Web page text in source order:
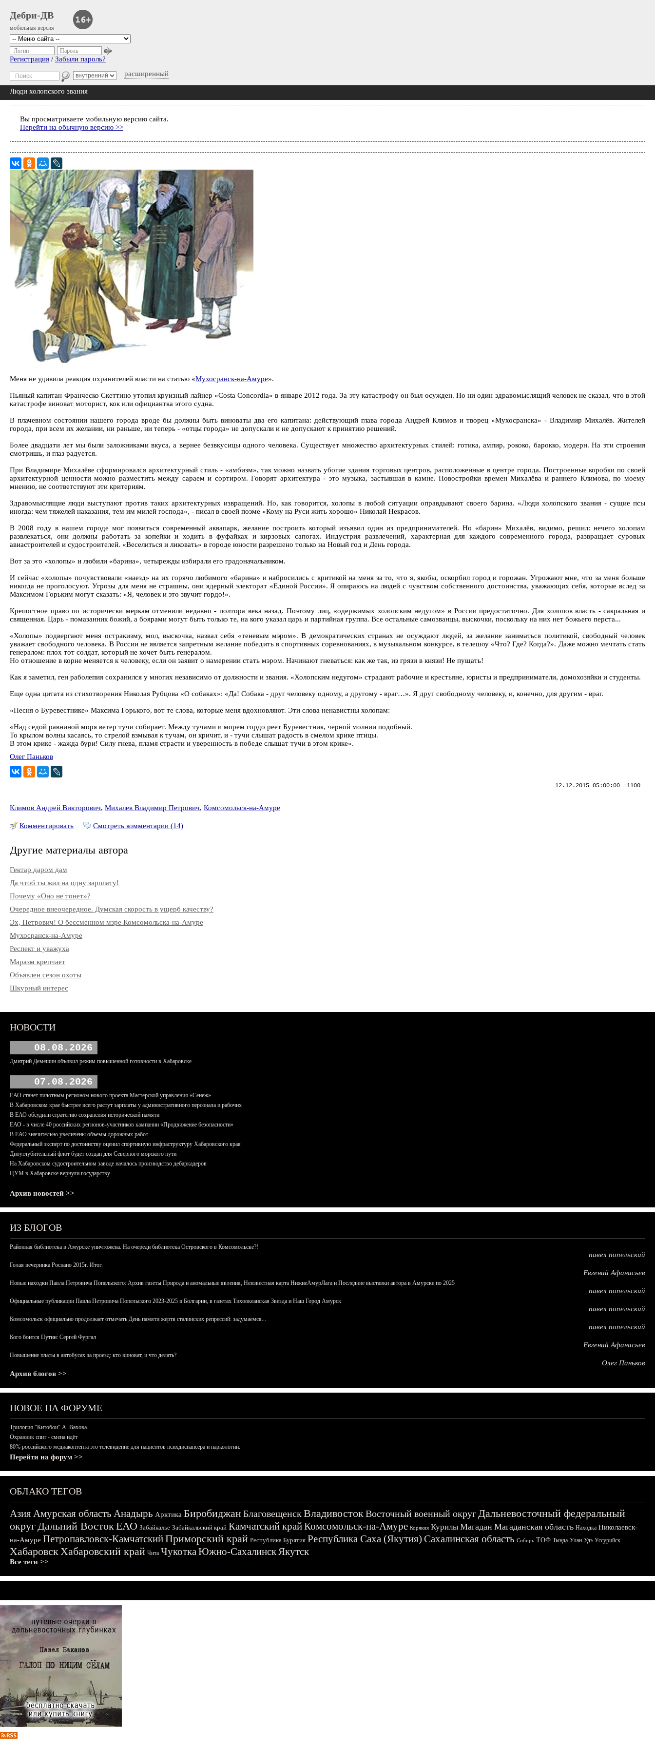
Дебри-ДВ
мобильная версия
расширенный
Логин Пароль
Регистрация / Забыли пароль?
Люди холопского звания
Вы просматриваете мобильную версию сайта.
Перейти на обычную версию >>
Меня не удивила реакция охранителей власти на статью «Мухосранск-на-Амуре».
Пьяный капитан Франческо Скеттино утопил круизный лайнер «Costa Concordia» в январе 2012 года. За эту катастрофу он был осужден. Но ни один здравомыслящий человек не сказал, что в этой
катастрофе виноват моторист, кок или официантка этого судна.
В плачевном состоянии нашего города вроде бы должны быть виноваты два его капитана: действующий глава города Андрей Климов и творец «Мухосранска» - Владимир Михалёв. Жителей
города, при всем их желании, ни раньше, ни теперь - «отцы города» не допускали и не допускают к принятию решений.
Более двадцати лет мы были заложниками вкуса, а вернее безвкусицы одного человека. Существует множество архитектурных стилей: готика, ампир, рококо, барокко, модерн. На эти строения
смотришь, и глаз радуется.
При Владимире Михалёве сформировался архитектурный стиль - «амбизм», так можно назвать убогие здания торговых центров, расположенные в центре города. Построенные коробки по своей
архитектурной ценности можно разместить между сараем и сортиром. Говорят архитектура - это музыка, застывшая в камне. Новостройки времен Михалёва и раннего Климова, по моему
мнению, не соответствуют эти критериям.
Здравомыслящие люди выступают против таких архитектурных извращений. Но, как говорится, холопы в любой ситуации оправдывают своего барина. «Люди холопского звания - сущие псы
иногда: чем тяжелей наказания, тем им милей господа», - писал в своей поэме «Кому на Руси жить хорошо» Николай Некрасов.
В 2008 году в нашем городе мог появиться современный аквапарк, желание построить который изъявил один из предпринимателей. Но «барин» Михалёв, видимо, решил: нечего холопам
развлекаться, они должны работать за копейки и ходить в фуфайках и кирзовых сапогах. Индустрия развлечений, характерная для каждого современного города, развращает суровых
авиастроителей и судостроителей. «Веселиться и ликовать» в городе юности разрешено только на Новый год и День города.
Вот за это «холопы» и любили «барина», четырежды избирали его градоначальником.
И сейчас «холопы» почувствовали «наезд» на их горячо любимого «барина» и набросились с критикой на меня за то, что я, якобы, оскорбил город и горожан. Угрожают мне, что за меня больше
никогда не проголосуют. Угрозы для меня не страшны, они ядерный электорат «Единой России». Я опираюсь на людей с чувством собственного достоинства, уважающих себя, которые вслед за
Максимом Горьким могут сказать: «Я, человек и это звучит гордо!».
Крепостное право по исторически меркам отменили недавно - полтора века назад. Поэтому лиц, «одержимых холопским недугом» в России предостаточно. Для холопов власть - сакральная и
священная. Царь - помазанник божий, а боярами могут быть только те, на кого указал царь и партийная группа. Все остальные самозванцы, выскочки, поскольку на них нет божьего перста...
«Холопы» подвергают меня остракизму, мол, выскочка, назвал себя «теневым мэром». В демократических странах не осуждают людей, за желание заниматься политикой, свободный человек
уважает свободного человека. В России не является запретным желание победить в спортивных соревнованиях, в музыкальном конкурсе, в телешоу «Что? Где? Когда?». Даже можно мечтать стать
генералом: плох тот солдат, который не хочет быть генералом.
Но отношение в корне меняется к человеку, если он заявит о намерении стать мэром. Начинают гневаться: как же так, из грязи в князи! Не пущать!
Как я заметил, ген раболепия сохранился у многих независимо от должности и звания. «Холопским недугом» страдают рабочие и крестьяне, юристы и предприниматели, домохозяйки и студенты.
Еще одна цитата из стихотворения Николая Рубцова «О собаках»: «Да! Собака - друг человеку одному, а другому - враг…». Я друг свободному человеку, и, конечно, для другим - враг.
«Песня о Буревестнике» Максима Горького, вот те слова, которые меня вдохновляют. Эти слова ненавистны холопам:
«Над седой равниной моря ветер тучи собирает. Между тучами и морем гордо реет Буревестник, черной молнии подобный.
То крылом волны касаясь, то стрелой взмывая к тучам, он кричит, и - тучи слышат радость в смелом крике птицы.
В этом крике - жажда бури! Силу гнева, пламя страсти и уверенность в победе слышат тучи в этом крике».
Олег Паньков
12.12.2015 05:00:00 +1100
Климов Андрей Викторович, Михалев Владимир Петрович, Комсомольск-на-Амуре
Комментировать Смотреть комментарии (14)
Другие материалы автора
Гектар даром дам
Да чтоб ты жил на одну зарплату!
Почему «Оно не тонет»?
Очередное внеочередное. Думская скорость в ущерб качеству?
Эх, Петрович! О бессменном мэре Комсомольска-на-Амуре
Мухосранск-на-Амуре
Респект и уважуха
Маразм крепчает
Объявлен сезон охоты
Шкурный интерес
НОВОСТИ
08.08.2026
Дмитрий Демешин объявил режим повышенной готовности в Хабаровске
07.08.2026
ЕАО станет пилотным регионом нового проекта Мастерской управления «Сенеж»
В Хабаровском крае быстрее всего растут зарплаты у административного персонала и рабочих
В ЕАО обсудили стратегию сохранения исторической памяти
ЕАО - в числе 40 российских регионов-участников кампании «Продвижение безопасности»
В ЕАО значительно увеличены объемы дорожных работ
Федеральный эксперт по достоинству оценил спортивную инфраструктуру Хабаровского края
Дноуглубительный флот будет создан для Северного морского пути
На Хабаровском судостроительном заводе началось производство дебаркадеров
ЦУМ в Хабаровске вернули государству
Архив новостей >>
ИЗ БЛОГОВ
Районная библиотека в Амурске уничтожена. На очереди библиотека Островского в Комсомольске?!
павел попельский
Голая вечеринка Роснано 2015г. Итог.
Евгений Афанасьев
Новые находки Павла Петровича Попельского: Архив газеты Природа и аномальные явления, Неизвестная карта НижнеАмурЛага и Последние выставки автора в Амурске по 2025
павел попельский
Официальные публикации Павла Петровича Попельского 2023-2025 в Болгарии, в газетах Тихоокеанская Звезда и Наш Город Амурск
павел попельский
Комсомольск официально продолжает отмечать День памяти жертв сталинских репрессий: задумаемся...
павел попельский
Кого боится Путин: Сергей Фургал
Евгений Афанасьев
Повышение платы в автобусах за проезд: кто виноват, и что делать?
Олег Паньков
Архив блогов >>
НОВОЕ НА ФОРУМЕ
Трилогия "Китобои" А. Вахова.
Охранник спит - смена идёт
80% российского медиаконтента это телевидение для пациентов психдиспансера и наркологии.
Перейти на форум >>
ОБЛАКО ТЕГОВ
АзияАмурская область Анадырь Арктика БиробиджанБлаговещенскВладивостокВосточный военный округДальневосточный федеральный
округДальний ВостокЕАО Забайкалье Забайкальский край Камчатский крайКомсомольск-на-Амуре Корякия Курилы Магадан Магаданская область Находка Николаевск-
на-Амуре Петропавловск-КамчатскийПриморский край Республика Бурятия Республика Саха (Якутия) Сахалинская область Сибирь ТОФ Тында Улан-Удэ Уссурийск
ХабаровскХабаровский край Чита ЧукоткаЮжно-СахалинскЯкутск
Все теги >>